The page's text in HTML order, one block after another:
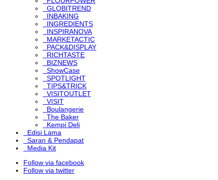
GLOBITREND
INBAKING
INGREDIENTS
INSPIRANOVA
MARKETACTIC
PACK&DISPLAY
RICHTASTE
BIZNEWS
ShowCase
SPOTLIGHT
TIPS&TRICK
VISITOUTLET
VISIT
Boulangerie
The Baker
Kempi Deli
Edisi Lama
Saran & Pendapat
Media Kit
Follow via facebook
Follow via twitter